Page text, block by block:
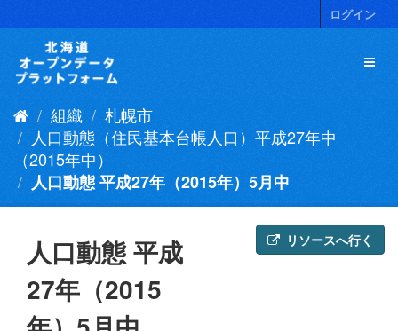
キ
ログイン
組織
札幌市
人口動態（住民基本台帳人口）平成27年中
（2015年中）
人口動態 平成27年（2015年）5月中
リソースへ行く
人口動態 平成
27年（2015